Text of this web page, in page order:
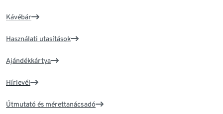
Kávébár
Használati utasítások
Ajándékkártya
Hírlevél
Útmutató és mérettanácsadó